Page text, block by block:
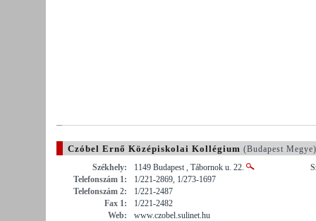
Czóbel Ernő Középiskolai Kollégium (Budapest Megye)
Székhely:
1149 Budapest , Tábornok u. 22.
Telefonszám 1:
1/221-2869, 1/273-1697
Telefonszám 2:
1/221-2487
Fax 1:
1/221-2482
Web:
www.czobel.sulinet.hu